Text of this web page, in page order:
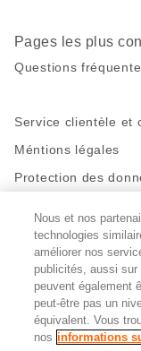
Pages les plus
Questions
Service clientèle et
Méntions légales
Protection des
Restez en contact!
Facebook
http://
Paramètres des
Nous et nos
technologies
améliorer nos
publicités, aussi
peuvent également
peut-être pas un
équivalent. Vous
nos informations